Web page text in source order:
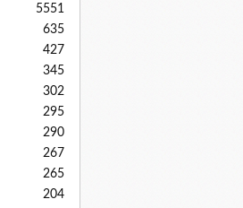
5551
635
427
345
302
295
290
267
265
204